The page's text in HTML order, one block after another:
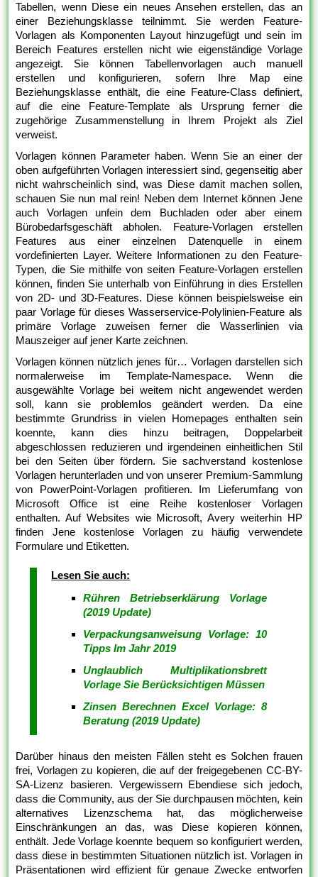
Tabellen, wenn Diese ein neues Ansehen erstellen, das an
einer Beziehungsklasse teilnimmt. Sie werden Feature-
Vorlagen als Komponenten Layout hinzugefügt und sein im
Bereich Features erstellen nicht wie eigenständige Vorlage
angezeigt. Sie können Tabellenvorlagen auch manuell
erstellen und konfigurieren, sofern Ihre Map eine
Beziehungsklasse enthält, die eine Feature-Class definiert,
auf die eine Feature-Template als Ursprung ferner die
zugehörige Zusammenstellung in Ihrem Projekt als Ziel
verweist.
Vorlagen können Parameter haben. Wenn Sie an einer der
oben aufgeführten Vorlagen interessiert sind, gegenseitig aber
nicht wahrscheinlich sind, was Diese damit machen sollen,
schauen Sie nun mal rein! Neben dem Internet können Jene
auch Vorlagen unfein dem Buchladen oder aber einem
Bürobedarfsgeschäft abholen. Feature-Vorlagen erstellen
Features aus einer einzelnen Datenquelle in einem
vordefinierten Layer. Weitere Informationen zu den Feature-
Typen, die Sie mithilfe von seiten Feature-Vorlagen erstellen
können, finden Sie unterhalb von Einführung in dies Erstellen
von 2D- und 3D-Features. Diese können beispielsweise ein
paar Vorlage für dieses Wasserservice-Polylinien-Feature als
primäre Vorlage zuweisen ferner die Wasserlinien via
Mauszeiger auf jener Karte zeichnen.
Vorlagen können nützlich jenes für… Vorlagen darstellen sich
normalerweise im Template-Namespace. Wenn die
ausgewählte Vorlage bei weitem nicht angewendet werden
soll, kann sie problemlos geändert werden. Da eine
bestimmte Grundriss in vielen Homepages enthalten sein
koennte, kann dies hinzu beitragen, Doppelarbeit
abgeschlossen reduzieren und irgendeinen einheitlichen Stil
bei den Seiten über fördern. Sie sachverstand kostenlose
Vorlagen herunterladen und von unserer Premium-Sammlung
von PowerPoint-Vorlagen profitieren. Im Lieferumfang von
Microsoft Office ist eine Reihe kostenloser Vorlagen
enthalten. Auf Websites wie Microsoft, Avery weiterhin HP
finden Jene kostenlose Vorlagen zu häufig verwendete
Formulare und Etiketten.
Lesen Sie auch:
Rühren Betriebserklärung Vorlage
(2019 Update)
Verpackungsanweisung Vorlage: 10
Tipps Im Jahr 2019
Unglaublich Multiplikationsbrett
Vorlage Sie Berücksichtigen Müssen
Zinsen Berechnen Excel Vorlage: 8
Beratung (2019 Update)
Darüber hinaus den meisten Fällen steht es Solchen frauen
frei, Vorlagen zu kopieren, die auf der freigegebenen CC-BY-
SA-Lizenz basieren. Vergewissern Ebendiese sich jedoch,
dass die Community, aus der Sie durchpausen möchten, kein
alternatives Lizenzschema hat, das möglicherweise
Einschränkungen an das, was Diese kopieren können,
enthält. Jede Vorlage koennte bequem so konfiguriert werden,
dass diese in bestimmten Situationen nützlich ist. Vorlagen in
Präsentationen wird effizient für genaue Zwecke entworfen